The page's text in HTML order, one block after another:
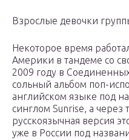
Взрослые девочки
Некоторое время
Америки в тандеме со
2009 году в
сольный альбом поп-
английском языке под
синглом Sunrise, а через
русскоязычная версия
уже в России под